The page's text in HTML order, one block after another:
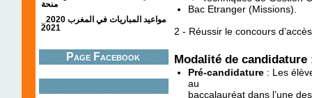
منحة
2021
Page Facebook
Bac Etranger (Missions).
2 - Réussir le concours
Modalité de candidature
Pré-candidature : Les
au
baccalauréat dans l’une